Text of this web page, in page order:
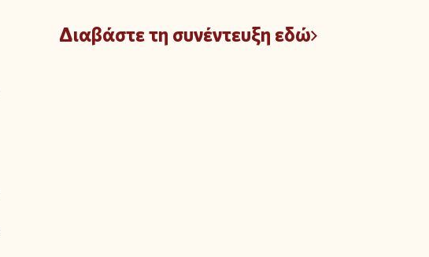
Διαβάστε τη συνέντευξη εδώ